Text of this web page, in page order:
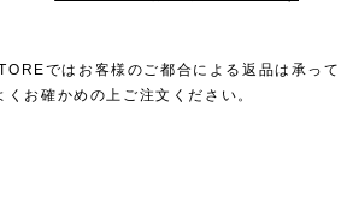
ではお客様のご都合による返品は承って
くお確かめの上ご注文ください。